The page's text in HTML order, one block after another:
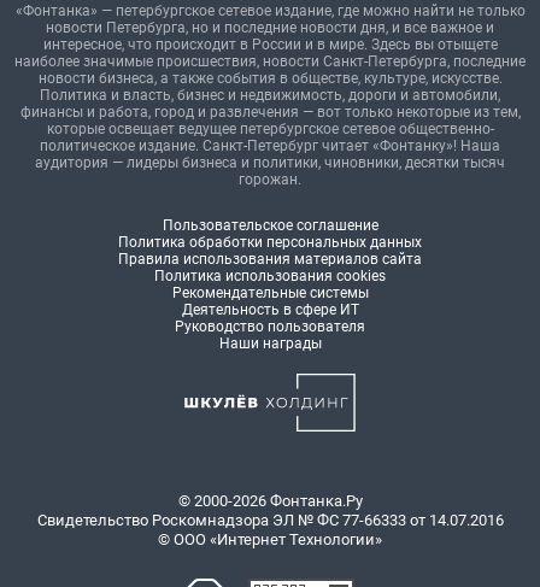
«Фонтанка» — петербургское сетевое издание, где можно найти не только
новости Петербурга, но и последние новости дня, и все важное и
интересное, что происходит в России и в мире. Здесь вы отыщете
наиболее значимые происшествия, новости Санкт-Петербурга, последние
новости бизнеса, а также события в обществе, культуре, искусстве.
Политика и власть, бизнес и недвижимость, дороги и автомобили,
финансы и работа, город и развлечения — вот только некоторые из тем,
которые освещает ведущее петербургское сетевое общественно-
политическое издание. Санкт-Петербург читает «Фонтанку»! Наша
аудитория — лидеры бизнеса и политики, чиновники, десятки тысяч
горожан.
Пользовательское соглашение
Политика обработки персональных данных
Правила использования материалов сайта
Политика использования cookies
Рекомендательные системы
Деятельность в сфере ИТ
Руководство пользователя
Наши награды
© 2000-2026 Фонтанка.Ру
Свидетельство Роскомнадзора ЭЛ № ФС 77-66333 от 14.07.2016
© ООО «Интернет Технологии»